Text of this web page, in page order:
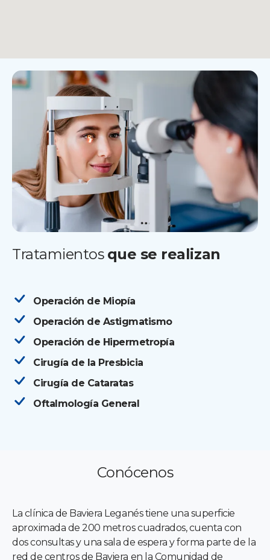
Tratamientos que se realizan
Operación de Miopía
Operación de Astigmatismo
Operación de Hipermetropía
Cirugía de la Presbicia
Cirugía de Cataratas
Oftalmología General
Conócenos
La clínica de Baviera Leganés tiene una superficie
aproximada de 200 metros cuadrados, cuenta con
dos consultas y una sala de espera y forma parte de la
red de centros de Baviera en la Comunidad de